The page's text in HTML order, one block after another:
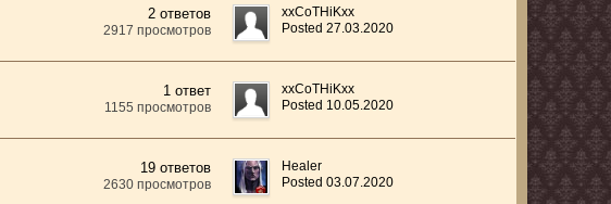
2 ответов
2917 просмотров
xxCoTHiKxx
Posted 27.03.2020
1 ответ
1155 просмотров
xxCoTHiKxx
Posted 10.05.2020
19 ответов
2630 просмотров
Healer
Posted 03.07.2020